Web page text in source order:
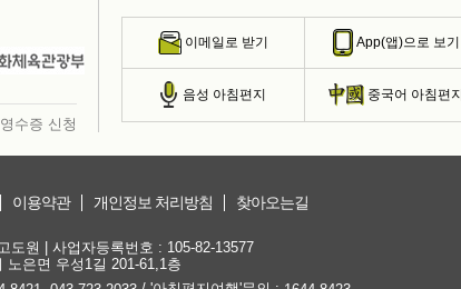
수증 신청
이메일로 받기 App(앱)으로 보기
음성 아침편지 중국어 아침편지
이용약관 개인정보 처리방침 찾아오는길
도원 | 사업자등록번호 : 105-82-13577
노은면 우성1길 201-61,1층